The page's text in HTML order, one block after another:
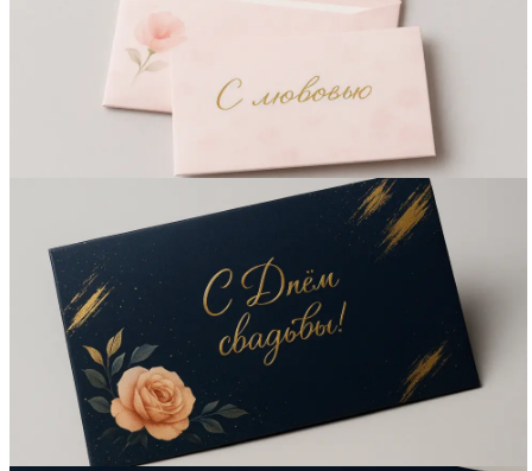
О компании
Написать директору
Франшиза
Контакты